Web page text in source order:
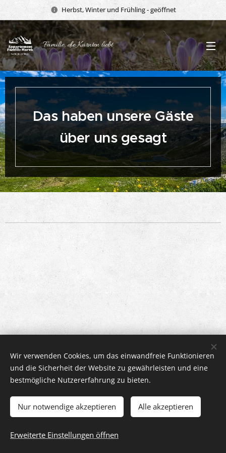
Herbst, Winter und Frühling - geöffnet
Familie, die Kärnten liebt
Das haben unsere Gäste
über uns gesagt
Appartement Marek | 2023-25
Ein unvergesslicher Urlaub in Kärnten
Cookies
Čeština
Deutsch
Wir verwenden Cookies, um das einwandfreie Funktionieren
und die Sicherheit der Website zu gewährleisten und eine
bestmögliche Nutzererfahrung zu bieten.
Nur notwendige akzeptieren Alle akzeptieren
Erweiterte Einstellungen öffnen